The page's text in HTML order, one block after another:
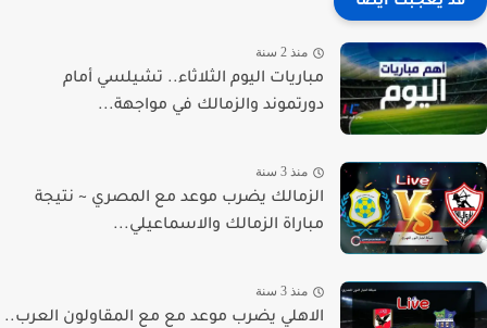
منذ 2 سنة
مباريات اليوم الثلاثاء.. تشيلسي أمام
دورتموند والزمالك في مواجهة...
منذ 3 سنة
الزمالك يضرب موعد مع المصري ~ نتيجة
مباراة الزمالك والاسماعيلي...
منذ 3 سنة
الاهلي يضرب موعد مع مع المقاولون العرب..